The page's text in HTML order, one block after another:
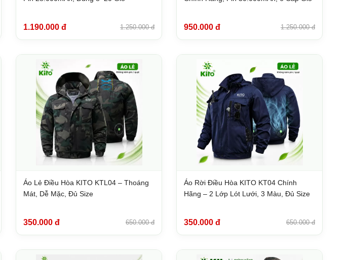
1.190.000 đ 1.250.000 đ 950.000 đ 1.250.000 đ
Áo Lẻ Điều Hòa KITO KTL04 – Thoáng
Mát, Dễ Mặc, Đủ Size
350.000 đ 650.000 đ
Áo Rời Điều Hòa KITO KT04 Chính
Hãng – 2 Lớp Lót Lưới, 3 Màu, Đủ Size
350.000 đ 650.000 đ